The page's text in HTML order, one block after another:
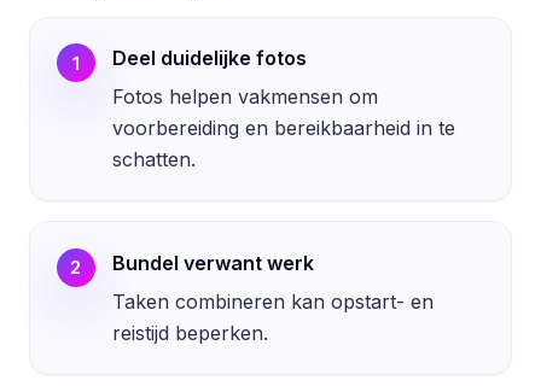
1
Deel duidelijke fotos
Fotos helpen vakmensen om
voorbereiding en bereikbaarheid in te
schatten.
2
Bundel verwant werk
Taken combineren kan opstart- en
reistijd beperken.